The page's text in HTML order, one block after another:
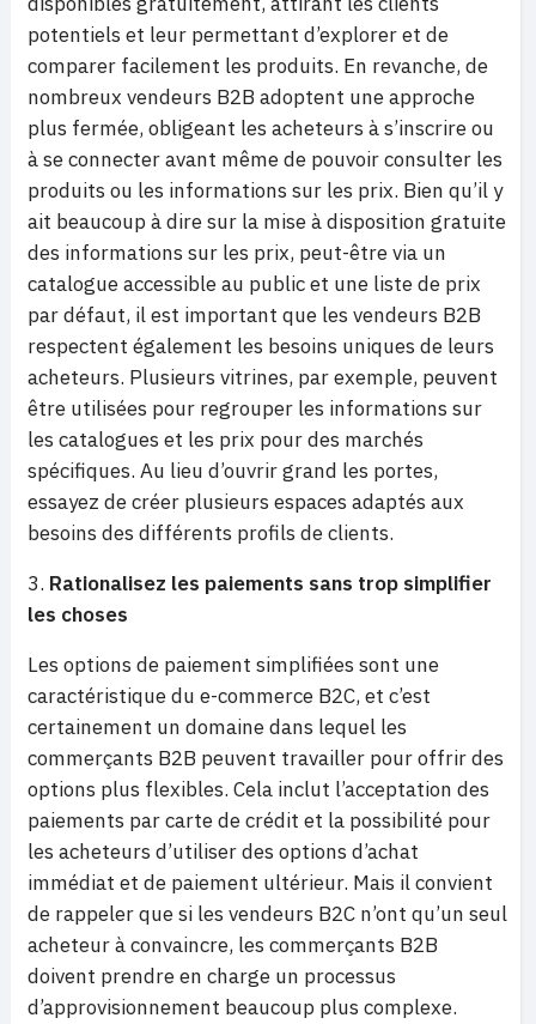
potentiels et leur permettant d’explorer et de
comparer facilement les produits. En revanche, de
nombreux vendeurs B2B adoptent une approche
plus fermée, obligeant les acheteurs à s’inscrire ou
à se connecter avant même de pouvoir consulter les
produits ou les informations sur les prix. Bien qu’il y
ait beaucoup à dire sur la mise à disposition gratuite
des informations sur les prix, peut-être via un
catalogue accessible au public et une liste de prix
par défaut, il est important que les vendeurs B2B
respectent également les besoins uniques de leurs
acheteurs. Plusieurs vitrines, par exemple, peuvent
être utilisées pour regrouper les informations sur
les catalogues et les prix pour des marchés
spécifiques. Au lieu d’ouvrir grand les portes,
essayez de créer plusieurs espaces adaptés aux
besoins des différents profils de clients.
Rationalisez les paiements sans trop simplifier
les choses
Les options de paiement simplifiées sont une
caractéristique du e-commerce B2C, et c’est
certainement un domaine dans lequel les
commerçants B2B peuvent travailler pour offrir des
options plus flexibles. Cela inclut l’acceptation des
paiements par carte de crédit et la possibilité pour
les acheteurs d’utiliser des options d’achat
immédiat et de paiement ultérieur. Mais il convient
de rappeler que si les vendeurs B2C n’ont qu’un seul
acheteur à convaincre, les commerçants B2B
doivent prendre en charge un processus
d’approvisionnement beaucoup plus complexe.